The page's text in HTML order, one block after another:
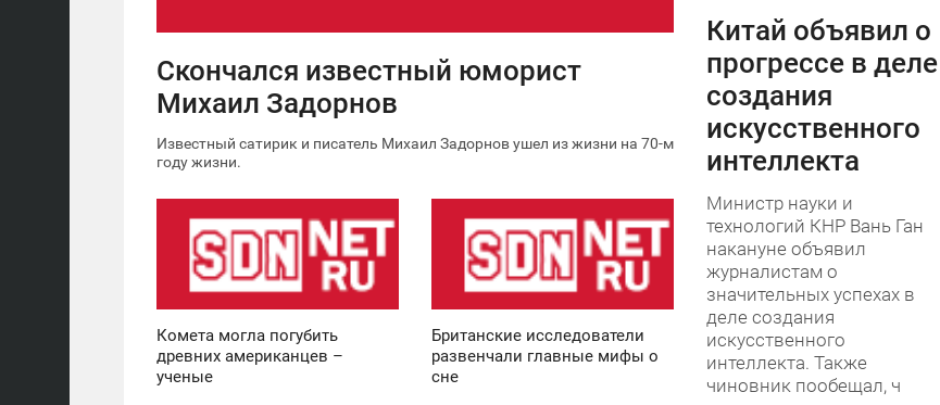
Скончался известный юморист
Михаил Задорнов
Известный сатирик и писатель Михаил Задорнов ушел из жизни на 70-м
году жизни.
Комета могла погубить
древних американцев –
ученые
11:36
Британские исследователи
развенчали главные мифы о
сне
0
Китай объявил о
прогрессе в деле
создания
искусственного
интеллекта
Министр науки и
технологий КНР Вань Ган
накануне объявил
журналистам о
значительных успехах в
деле создания
искусственного
интеллекта. Также
чиновник пообещал, ч